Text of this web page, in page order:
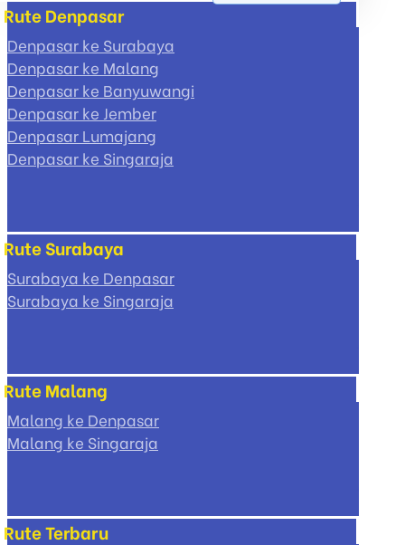
Rute Denpasar
Denpasar ke Surabaya
Denpasar ke Malang
Denpasar ke Banyuwangi
Denpasar ke Jember
Denpasar Lumajang
Denpasar ke Singaraja
Rute Surabaya
Surabaya ke Denpasar
Surabaya ke Singaraja
Rute Malang
Malang ke Denpasar
Malang ke Singaraja
Rute Terbaru